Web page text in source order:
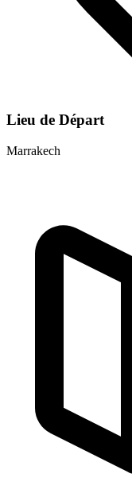
Lieu de Départ
Marrakech